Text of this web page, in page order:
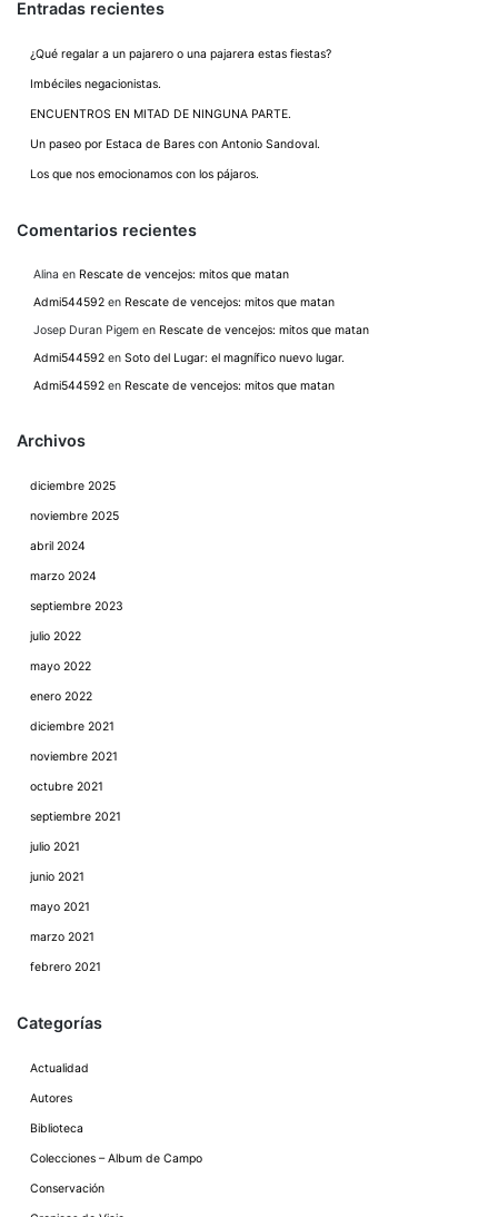
Entradas recientes
¿Qué regalar a un pajarero o una pajarera estas fiestas?
Imbéciles negacionistas.
ENCUENTROS EN MITAD DE NINGUNA PARTE.
Un paseo por Estaca de Bares con Antonio Sandoval.
Los que nos emocionamos con los pájaros.
Comentarios recientes
Alina en Rescate de vencejos: mitos que matan
Admi544592 en Rescate de vencejos: mitos que matan
Josep Duran Pigem en Rescate de vencejos: mitos que matan
Admi544592 en Soto del Lugar: el magnífico nuevo lugar.
Admi544592 en Rescate de vencejos: mitos que matan
Archivos
diciembre 2025
noviembre 2025
abril 2024
marzo 2024
septiembre 2023
julio 2022
mayo 2022
enero 2022
diciembre 2021
noviembre 2021
octubre 2021
septiembre 2021
julio 2021
junio 2021
mayo 2021
marzo 2021
febrero 2021
Categorías
Actualidad
Autores
Biblioteca
Colecciones – Album de Campo
Conservación